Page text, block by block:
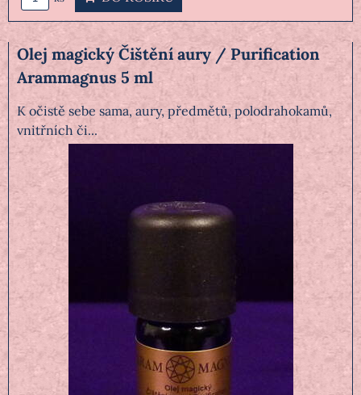
Olej magický Čištění aury / Purification
Arammagnus 5 ml
K očistě sebe sama, aury, předmětů, polodrahokamů,
vnitřních či...